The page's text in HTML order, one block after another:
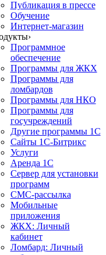
Публикация в прессе
Обучение
Интернет-магазин
›
Программное
обеспечение
Программы для ЖКХ
Программы для
ломбардов
Программы для НКО
Программы для
госучреждений
Другие программы 1С
Сайты 1С-Битрикс
Услуги
Аренда 1С
Сервер для установки
программ
СМС-рассылка
Мобильные
приложения
ЖКХ: Личный
кабинет
Ломбард: Личный